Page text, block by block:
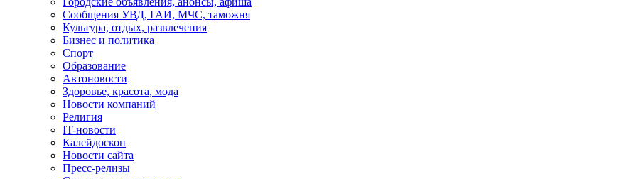
Сообщения УВД, ГАИ, МЧС, таможня
Культура, отдых, развлечения
Бизнес и политика
Спорт
Образование
Автоновости
Здоровье, красота, мода
Новости компаний
Религия
IT-новости
Калейдоскоп
Новости сайта
Пресс-релизы